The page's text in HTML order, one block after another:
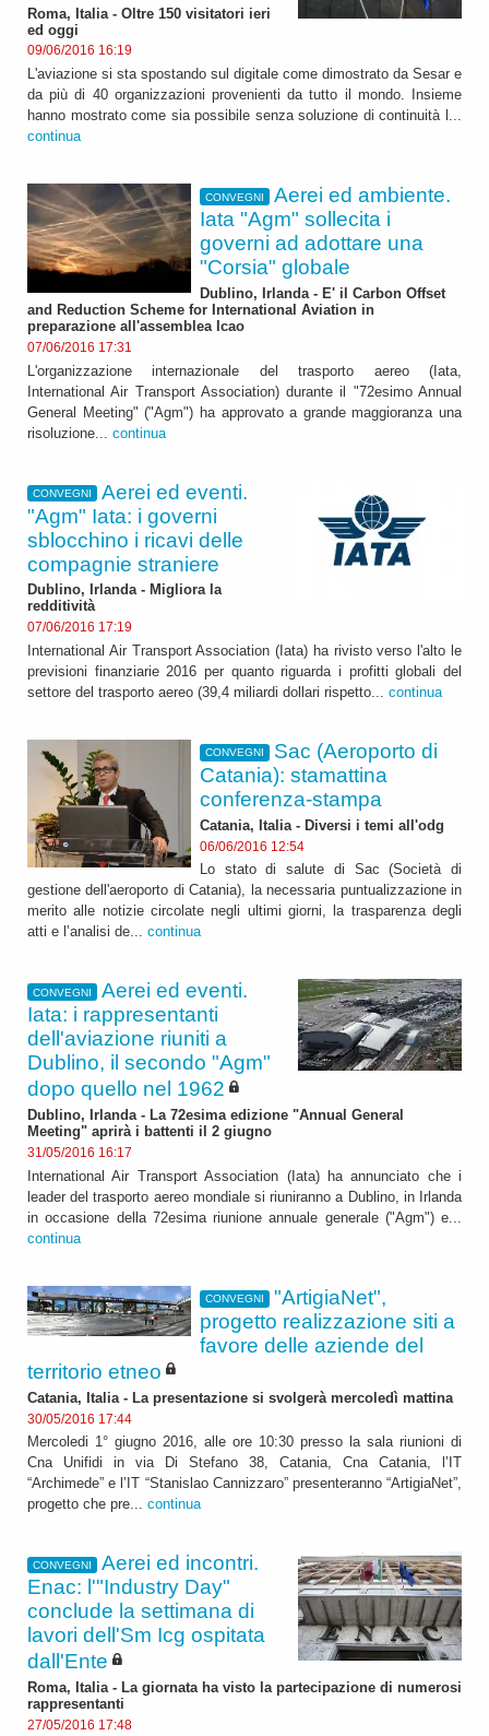
Roma, Italia - Oltre 150 visitatori ieri
ed oggi
09/06/2016 16:19
L'aviazione si sta spostando sul digitale come dimostrato da Sesar e
da più di 40 organizzazioni provenienti da tutto il mondo. Insieme
hanno mostrato come sia possibile senza soluzione di continuità l...
continua
CONVEGNI
Aerei ed ambiente.
Iata "Agm" sollecita i
governi ad adottare una
"Corsia" globale
Dublino, Irlanda - E' il Carbon Offset
and Reduction Scheme for International Aviation in
preparazione all'assemblea Icao
07/06/2016 17:31
L'organizzazione internazionale del trasporto aereo (Iata,
International Air Transport Association) durante il "72esimo Annual
General Meeting" ("Agm") ha approvato a grande maggioranza una
risoluzione... continua
CONVEGNI
Aerei ed eventi.
"Agm" Iata: i governi
sblocchino i ricavi delle
compagnie straniere
Dublino, Irlanda - Migliora la
redditività
07/06/2016 17:19
International Air Transport Association (Iata) ha rivisto verso l'alto le
previsioni finanziarie 2016 per quanto riguarda i profitti globali del
settore del trasporto aereo (39,4 miliardi dollari rispetto... continua
CONVEGNI
Sac (Aeroporto di
Catania): stamattina
conferenza-stampa
Catania, Italia - Diversi i temi all'odg
06/06/2016 12:54
Lo stato di salute di Sac (Società di
gestione dell'aeroporto di Catania), la necessaria puntualizzazione in
merito alle notizie circolate negli ultimi giorni, la trasparenza degli
atti e l’analisi de... continua
CONVEGNI
Aerei ed eventi.
Iata: i rappresentanti
dell'aviazione riuniti a
Dublino, il secondo "Agm"
dopo quello nel 1962
Dublino, Irlanda - La 72esima edizione "Annual General
Meeting" aprirà i battenti il 2 giugno
31/05/2016 16:17
International Air Transport Association (Iata) ha annunciato che i
leader del trasporto aereo mondiale si riuniranno a Dublino, in Irlanda
in occasione della 72esima riunione annuale generale ("Agm") e...
continua
CONVEGNI
"ArtigiaNet",
progetto realizzazione siti a
favore delle aziende del
territorio etneo
Catania, Italia - La presentazione si svolgerà mercoledì mattina
30/05/2016 17:44
Mercoledi 1° giugno 2016, alle ore 10:30 presso la sala riunioni di
Cna Unifidi in via Di Stefano 38, Catania, Cna Catania, l’IT
“Archimede” e l’IT “Stanislao Cannizzaro” presenteranno “ArtigiaNet”,
progetto che pre... continua
CONVEGNI
Aerei ed incontri.
Enac: l'"Industry Day"
conclude la settimana di
lavori dell'Sm Icg ospitata
dall'Ente
Roma, Italia - La giornata ha visto la partecipazione di numerosi
rappresentanti
27/05/2016 17:48